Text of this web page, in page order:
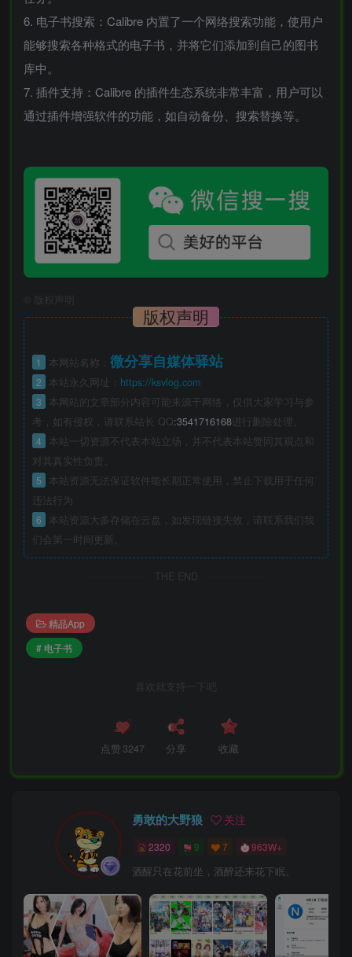
6. 电子书搜索：Calibre 内置了一个网络搜索功能，使用户
能够搜索各种格式的电子书，并将它们添加到自己的图书
库中。
7. 插件支持：Calibre 的插件生态系统非常丰富，用户可以
通过插件增强软件的功能，如自动备份、搜索替换等。
版权声明
版权声明
1 本网站名称： 微分享自媒体驿站
2 本站永久网址： https://ksvlog.com
3
本网站的文章部分内容可能来源于网络，仅供大家学习与参
考，如有侵权，请联系站长 QQ:3541716168进行删除处理。
4
本站一切资源不代表本站立场，并不代表本站赞同其观点和
对其真实性负责。
5
本站资源无法保证软件能长期正常使用，禁止下载用于任何
违法行为
6
本站资源大多存储在云盘，如发现链接失效，请联系我们我
们会第一时间更新。
THE END
精品App
# 电子书
喜欢就支持一下吧
点赞 3247 分享 收藏
勇敢的大野狼 关注
2320 9 7 963W+
酒醒只在花前坐，酒醉还来花下眠。